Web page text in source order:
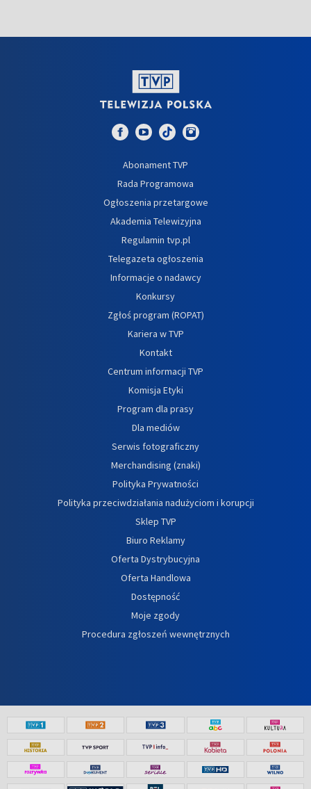
Abonament TVP
Rada Programowa
Ogłoszenia przetargowe
Akademia Telewizyjna
Regulamin tvp.pl
Telegazeta ogłoszenia
Informacje o nadawcy
Konkursy
Zgłoś program (ROPAT)
Kariera w TVP
Kontakt
Centrum informacji TVP
Komisja Etyki
Program dla prasy
Dla mediów
Serwis fotograficzny
Merchandising (znaki)
Polityka Prywatności
Polityka przeciwdziałania nadużyciom i korupcji
Sklep TVP
Biuro Reklamy
Oferta Dystrybucyjna
Oferta Handlowa
Dostępność
Moje zgody
Procedura zgłoszeń wewnętrznych